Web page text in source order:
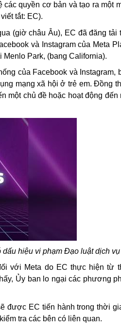
quyền cơ bản và tạo ra
tắt: EC).
(giờ châu Âu), EC đã đăng
và Instagram của Meta
Menlo Park, (bang California).
của Facebook và
mạng xã hội ở trẻ em. Đồng
một chủ đề hoặc hoạt động
dấu hiệu vi phạm Đạo luật dịch
với Meta do EC thực hiện từ
Ủy ban lo ngại các phương
được EC tiến hành trong thời
tra các bên có liên quan.